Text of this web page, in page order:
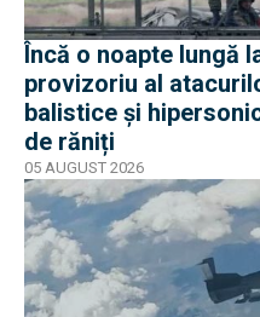
Încă o noapte lungă
provizoriu al
balistice și
de răniți
05 AUGUST 2026